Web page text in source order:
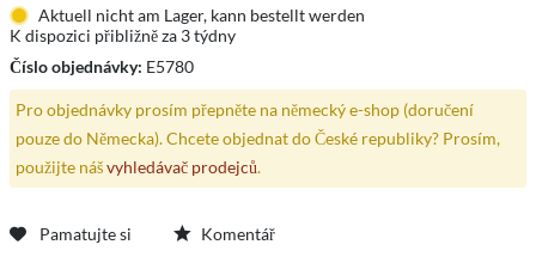
Aktuell nicht am Lager, kann bestellt werden
K dispozici přibližně za 3 týdny
Číslo objednávky: E5780
Pro objednávky prosím přepněte na německý e-shop (doručení
pouze do Německa). Chcete objednat do České republiky? Prosím,
použijte nášvyhledávač prodejců.
Pamatujte si Komentář